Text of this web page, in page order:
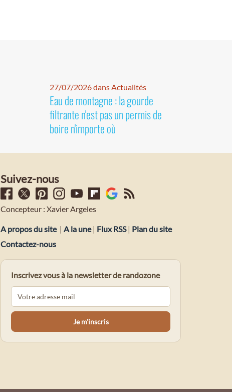
27/07/2026 dans Actualités
Eau de montagne : la gourde
filtrante n'est pas un permis de
boire n'importe où
Suivez-nous
Concepteur : Xavier Argeles
A propos du site | A la une| Flux RSS| Plan du site
Contactez-nous
Inscrivez vous à la newsletter de randozone